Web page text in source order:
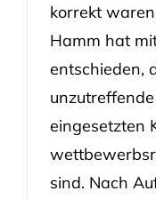
korrekt
Hamm hat
entschieden,
eingesetzten
sind. Nach